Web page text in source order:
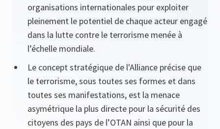
organisations internationales pour exploiter
pleinement le potentiel de chaque acteur engagé
dans la lutte contre le terrorisme menée à
l’échelle mondiale.
Le concept stratégique de l'Alliance précise que
le terrorisme, sous toutes ses formes et dans
toutes ses manifestations, est la menace
asymétrique la plus directe pour la sécurité des
citoyens des pays de l’OTAN ainsi que pour la